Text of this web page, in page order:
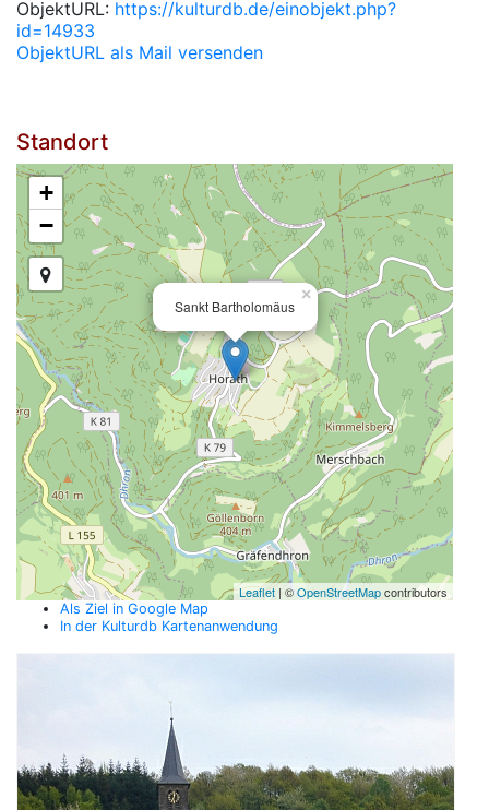
ObjektURL: https://kulturdb.de/einobjekt.php?
id=14933
ObjektURL als Mail versenden
Standort
Sankt Bartholomäus
×
+
−
Leaflet | ©OpenStreetMapcontributors
Als Ziel in Google Map
In der Kulturdb Kartenanwendung